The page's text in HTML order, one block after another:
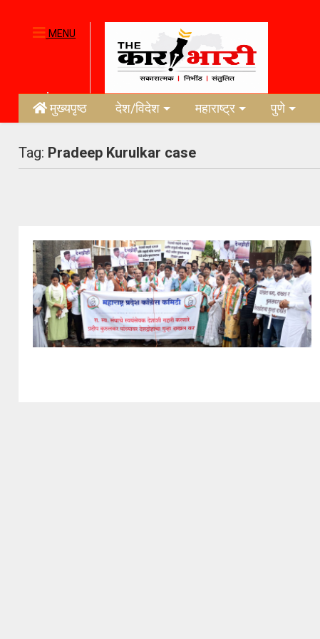
MENU
मुख्यपृष्ठ देश/विदेश महाराष्ट्र पुणे
Tag: Pradeep Kurulkar case